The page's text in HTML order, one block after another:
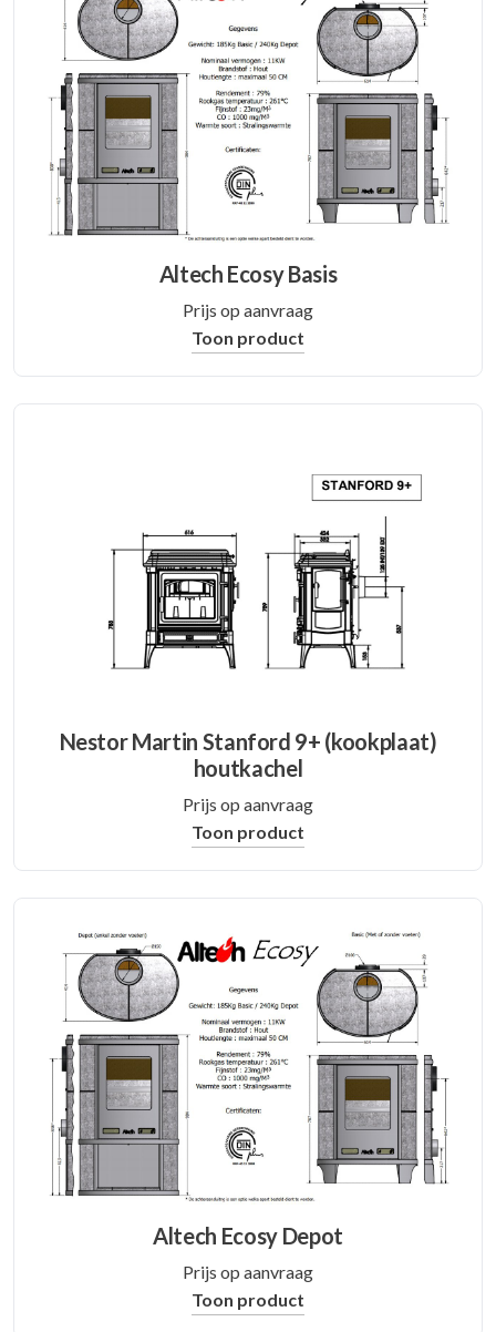
Altech Ecosy Basis
Prijs op aanvraag
Toon product
Nestor Martin Stanford 9+ (kookplaat)
houtkachel
Prijs op aanvraag
Toon product
Altech Ecosy Depot
Prijs op aanvraag
Toon product